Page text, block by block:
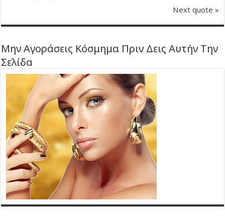
Next quote »
Μην Αγοράσεις Κόσμημα Πριν Δεις Αυτήν Την
Σελίδα